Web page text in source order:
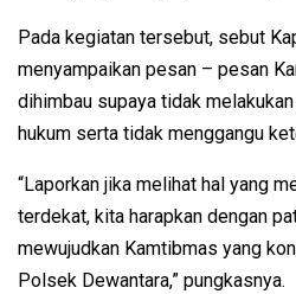
Pada kegiatan tersebut, sebut
menyampaikan pesan – pesan
dihimbau supaya tidak
hukum serta tidak menggangu
“Laporkan jika melihat hal yang
terdekat, kita harapkan dengan
mewujudkan Kamtibmas yang
Polsek Dewantara,” pungkasnya.